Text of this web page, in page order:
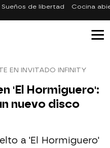
Sueños de libertad Cocina
EN INVITADO INFINITY
'El Hormiguero':
nuevo disco
a 'El Hormiguero'